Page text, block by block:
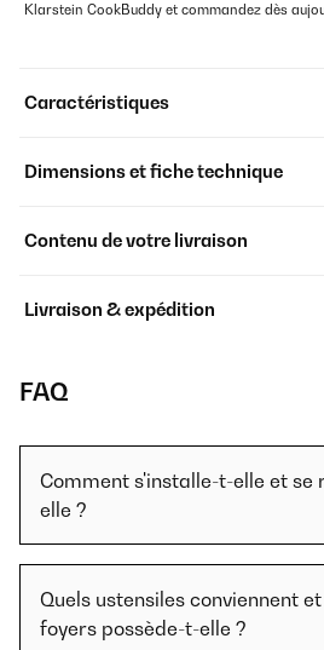
Klarstein CookBuddy et commandez dès
Caractéristiques
Dimensions et fiche technique
Contenu de votre livraison
Livraison & expédition
FAQ
Comment s'installe-t-elle et
elle ?
Quels ustensiles conviennent
foyers possède-t-elle ?